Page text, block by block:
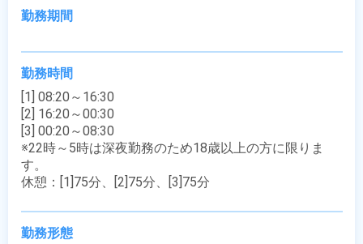
勤務期間
勤務時間
[1] 08:20～16:30
[2] 16:20～00:30
[3] 00:20～08:30
※22時～5時は深夜勤務のため18歳以上の方に限りま
す。
休憩：[1]75分、[2]75分、[3]75分
勤務形態